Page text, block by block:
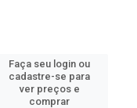
Faça seu login ou
cadastre-se para
ver preços e
comprar